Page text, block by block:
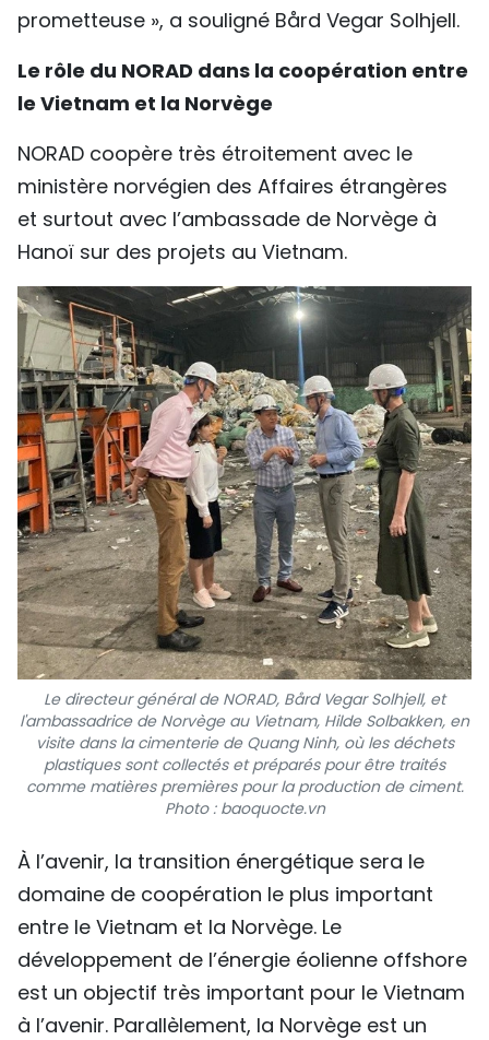
prometteuse », a souligné Bård Vegar Solhjell.
Le rôle du NORAD dans la coopération entre
le Vietnam et la Norvège
NORAD coopère très étroitement avec le
ministère norvégien des Affaires étrangères
et surtout avec l’ambassade de Norvège à
Hanoï sur des projets au Vietnam.
Le directeur général de NORAD, Bård Vegar Solhjell, et
l'ambassadrice de Norvège au Vietnam, Hilde Solbakken, en
visite dans la cimenterie de Quang Ninh, où les déchets
plastiques sont collectés et préparés pour être traités
comme matières premières pour la production de ciment.
Photo : baoquocte.vn
À l’avenir, la transition énergétique sera le
domaine de coopération le plus important
entre le Vietnam et la Norvège. Le
développement de l’énergie éolienne offshore
est un objectif très important pour le Vietnam
à l’avenir. Parallèlement, la Norvège est un